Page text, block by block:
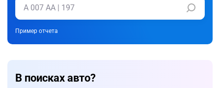
Пример отчета
В поисках авто?